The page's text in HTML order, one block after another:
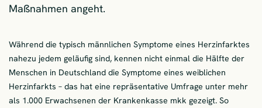
Maßnahmen angeht.
Während die typisch männlichen Symptome eines Herzinfarktes
nahezu jedem geläufig sind, kennen nicht einmal die Hälfte der
Menschen in Deutschland die Symptome eines weiblichen
Herzinfarkts – das hat eine repräsentative Umfrage unter mehr
als 1.000 Erwachsenen der Krankenkasse mkk gezeigt. So